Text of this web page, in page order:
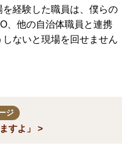
経験した職員は、僕らの
、他の自治体職員と連携
ないと現場を回せません
ジ
すよ」 >